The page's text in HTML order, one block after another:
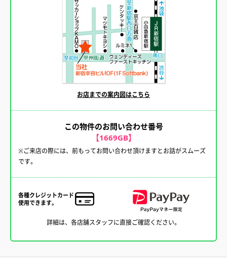
お店までの案内図はこちら
この物件のお問い合わせ番号
【1669GB】
※ご来店の際には、前もってお問い合わせ頂けますとお話がスムーズ
です。
各種クレジットカード
使用できます。
詳細は、各店舗スタッフに直接ご確認ください。